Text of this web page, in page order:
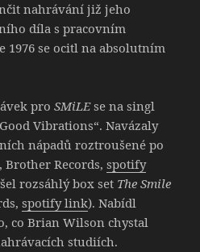
nahrávání již jeho
díla s pracovním
1976 se ocitl na absolutním
proSMiLEse na singl
Vibrations“. Navázaly
nápadů roztroušené po
Brother Records,spotify
rozsáhlý box set The Smile
spotify link). Nabídl
co Brian Wilson chystal
studiích.